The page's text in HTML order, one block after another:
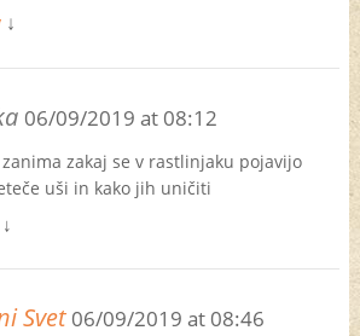
↓
06/09/2019 at 08:12
zakaj se v rastlinjaku pojavijo
uši in kako jih uničiti
↓
Svet 06/09/2019 at 08:46